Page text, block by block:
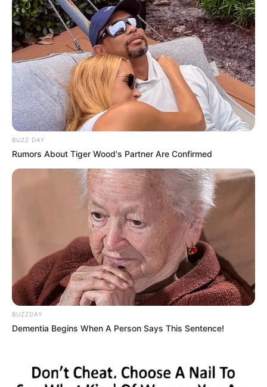
BUZZ DAY
Rumors About Tiger Wood's Partner Are Confirmed
BUZZDAY
Dementia Begins When A Person Says This Sentence!